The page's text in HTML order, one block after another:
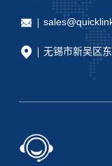
无锡市新吴区